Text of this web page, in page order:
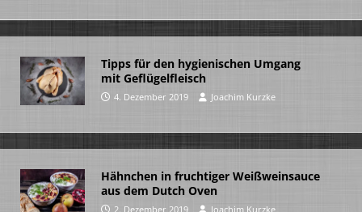
Tipps für den hygienischen Umgang
mit Geflügelfleisch
4. Dezember 2019 Joachim Kurzke
Hähnchen in fruchtiger Weißweinsauce
aus dem Dutch Oven
2. Dezember 2019 Joachim Kurzke